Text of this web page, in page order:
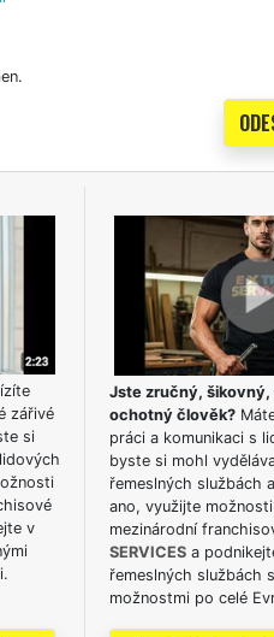
zářivé
si
v
Jste zručný, šikovný,
ochotný člověk?
práci a komunikaci s
byste si mohl
řemeslných službách
ano, využijte
mezinárodní
SERVICES a
řemeslných službách
možnostmi po celé